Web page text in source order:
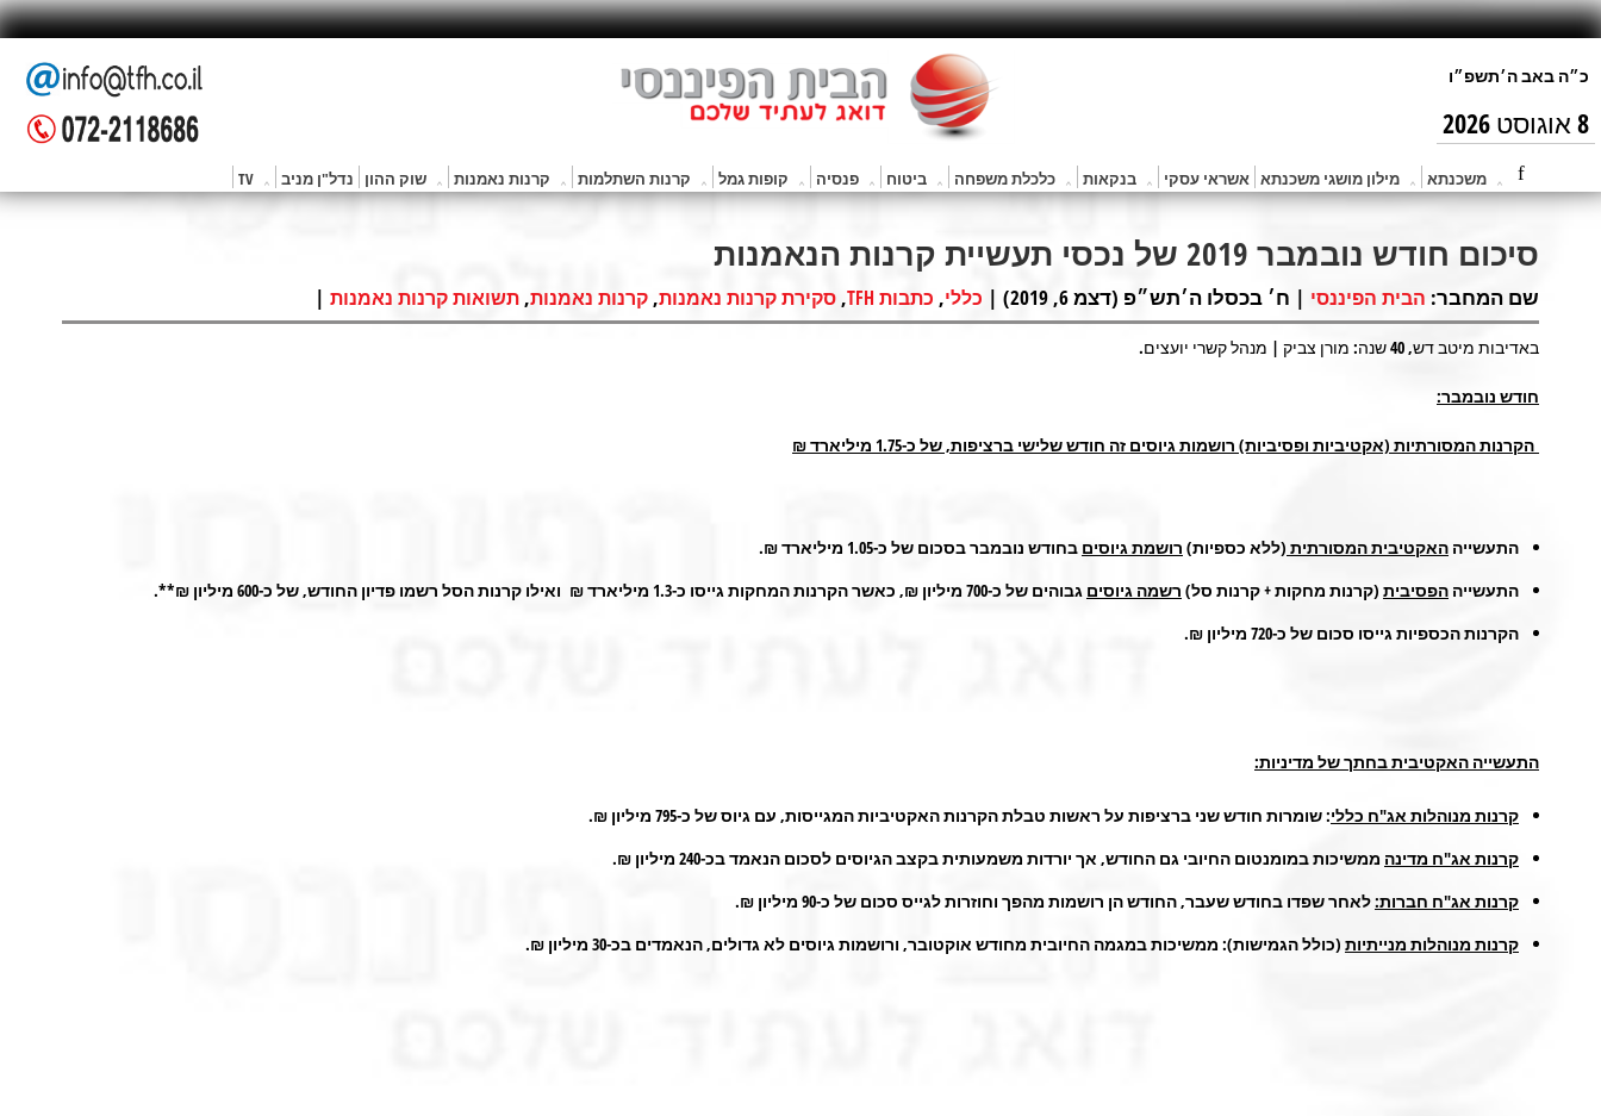
8 אוגוסט 2026
משכנתא מילון מושגי משכנתא אשראי עסקי בנקאות כלכלת משפחה ביטוח פנסיה קופות גמל קרנות השתלמות קרנות נאמנות שוק ההון נדל"ן מניב TV
סיכום חודש נובמבר 2019 של נכסי תעשיית קרנות הנאמנות
שם המחבר: הבית הפיננסי | ח׳ בכסלו ה׳תש״פ (דצמ 6, 2019) | כללי, כתבות TFH , סקירת קרנות נאמנות, קרנות נאמנות, תשואות קרנות נאמנות |
באדיבות מיטב דש, 40 שנה: מורן צביק | מנהל קשרי יועצים.
חודש נובמבר:
הקרנות המסורתיות (אקטיביות ופסיביות) רושמות גיוסים זה חודש שלישי ברציפות, של כ-1.75 מיליארד ₪
התעשייה האקטיבית המסורתית (ללא כספיות) רושמת גיוסים בחודש נובמבר בסכום של כ-1.05 מיליארד ₪.
התעשייה הפסיבית (קרנות מחקות + קרנות סל) רשמה גיוסים גבוהים של כ-700 מיליון ₪, כאשר הקרנות המחקות גייסו כ-1.3 מיליארד ₪ ואילו קרנות הסל רשמו פדיון החודש, של כ-600 מיליון ₪**.
הקרנות הכספיות גייסו סכום של כ-720 מיליון ₪.
התעשייה האקטיבית בחתך של מדיניות:
קרנות מנוהלות אג"ח כללי: שומרות חודש שני ברציפות על ראשות טבלת הקרנות האקטיביות המגייסות, עם גיוס של כ-795 מיליון ₪.
קרנות אג"ח מדינה ממשיכות במומנטום החיובי גם החודש, אך יורדות משמעותית בקצב הגיוסים לסכום הנאמד בכ-240 מיליון ₪.
קרנות אג"ח חברות:לאחר שפדו בחודש שעבר, החודש הן רושמות מהפך וחוזרות לגייס סכום של כ-90 מיליון ₪.
קרנות מנוהלות מנייתיות (כולל הגמישות): ממשיכות במגמה החיובית מחודש אוקטובר, ורושמות גיוסים לא גדולים, הנאמדים בכ-30 מיליון ₪.